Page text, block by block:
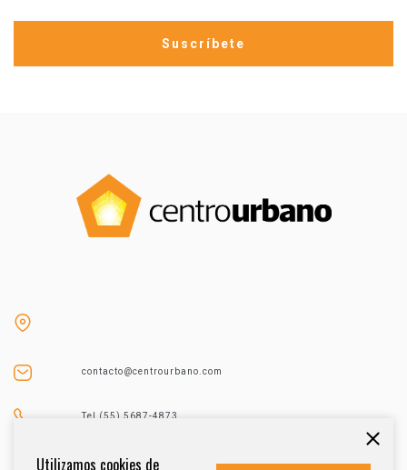
contacto@centrourbano.com
Tel (55) 5687-4873
Utilizamos cookies de